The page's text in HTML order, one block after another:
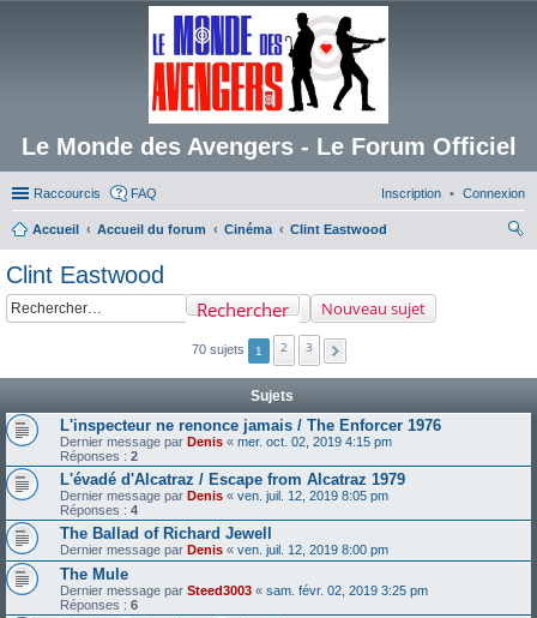
Le Monde des Avengers - Le Forum Officiel
Raccourcis FAQ Connexion
Inscription
Accueil Accueil du forum Cinéma
Clint Eastwood
Clint Eastwood
Nouveau sujet
Rechercher
70 sujets 1 2 3
Sujets
L'inspecteur ne renonce jamais / The Enforcer 1976
Dernier message par Denis « mer. oct. 02, 2019 4:15 pm
Réponses : 2
L'évadé d'Alcatraz / Escape from Alcatraz 1979
Dernier message par Denis « ven. juil. 12, 2019 8:05 pm
Réponses : 4
The Ballad of Richard Jewell
Dernier message par Denis « ven. juil. 12, 2019 8:00 pm
The Mule
Dernier message par Steed3003 « sam. févr. 02, 2019 3:25 pm
Réponses : 6